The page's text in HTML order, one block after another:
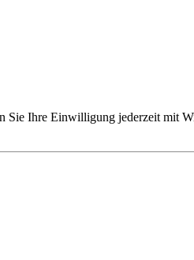
Sie Ihre Einwilligung jederzeit mit